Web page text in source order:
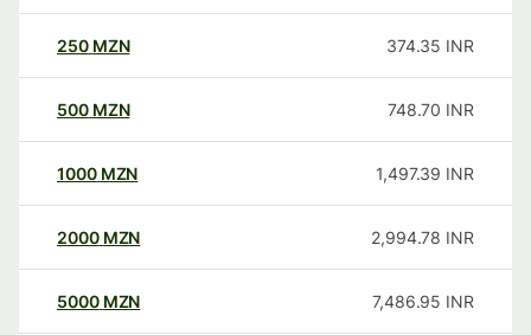
250 MZN 374.35 INR
500 MZN 748.70 INR
1000 MZN 1,497.39 INR
2000 MZN 2,994.78 INR
5000 MZN 7,486.95 INR